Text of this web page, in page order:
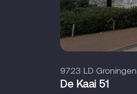
9723 LD Groningen
De Kaai 51